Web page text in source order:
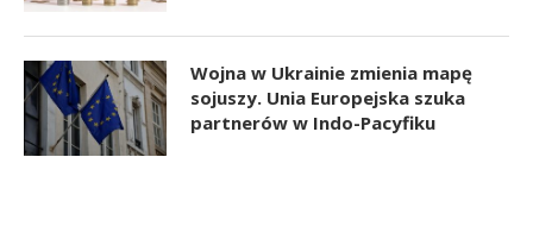
Wojna w Ukrainie zmienia mapę
sojuszy. Unia Europejska szuka
partnerów w Indo-Pacyfiku